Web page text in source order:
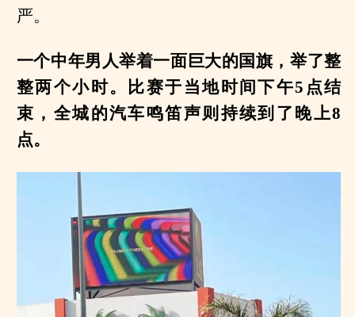
严。
一个中年男人举着一面巨大的国旗，举了整
整两个小时。比赛于当地时间下午5点结
束，全城的汽车鸣笛声则持续到了晚上8
点。